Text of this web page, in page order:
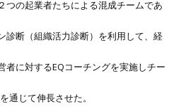
つの起業者たちによる混成チームであ
診断（組織活力診断）を利用して、経
者に対するEQコーチングを実施しチー
通じて伸長させた。